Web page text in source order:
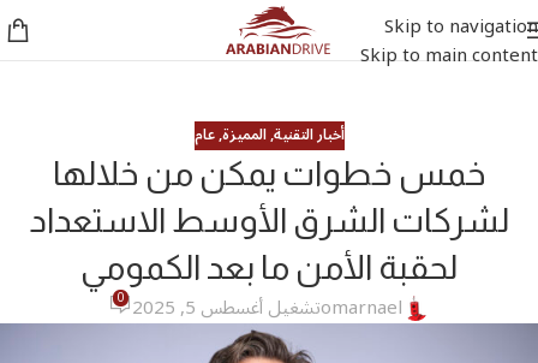
Skip to navigation
Skip to main content
أخبار التقنية,المميزة,عام
خمس خطوات يمكن من خلالها
لشركات الشرق الأوسط الاستعداد
لحقبة الأمن ما بعد الكمومي
omarnaelتشغيل أغسطس 5, 2025 0